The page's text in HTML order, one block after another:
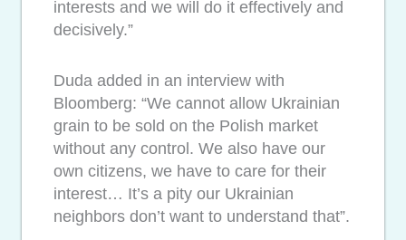
interests and we will do it effectively and
decisively.”
Duda added in an interview with
Bloomberg: “We cannot allow Ukrainian
grain to be sold on the Polish market
without any control. We also have our
own citizens, we have to care for their
interest… It’s a pity our Ukrainian
neighbors don’t want to understand that”.